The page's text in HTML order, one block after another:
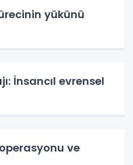
yükünü
İnsancıl evrensel
ve